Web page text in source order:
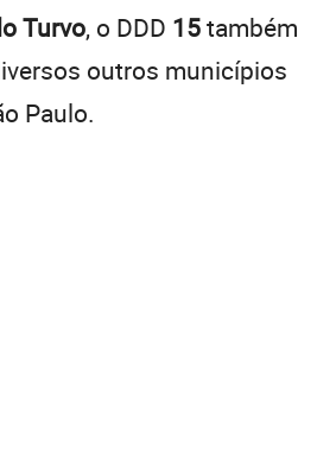
Turvo, o DDD 15também
outros municípios
Paulo.